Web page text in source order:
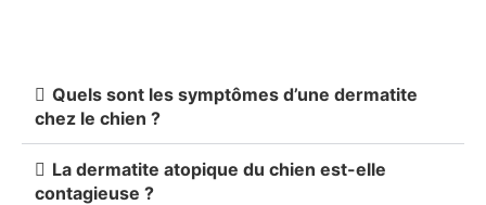
Quels sont les symptômes d’une dermatite
chez le chien ?
La dermatite atopique du chien est-elle
contagieuse ?